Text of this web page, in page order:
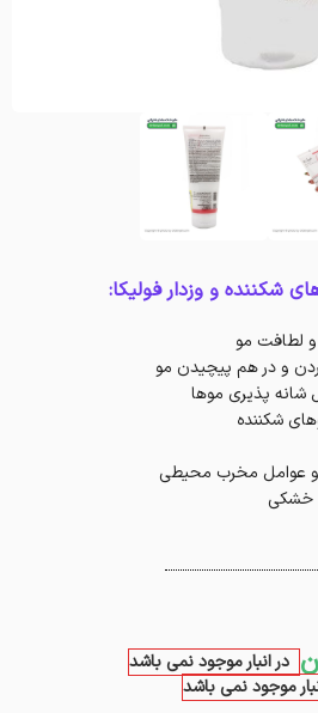
شکننده و وزدار فولیکا:
لطافت مو
و در هم پیچیدن مو
پذیری موها
شکننده
و عوامل مخرب محیطی
خشکی
در انبار موجود نمی باشد
موجود نمی باشد